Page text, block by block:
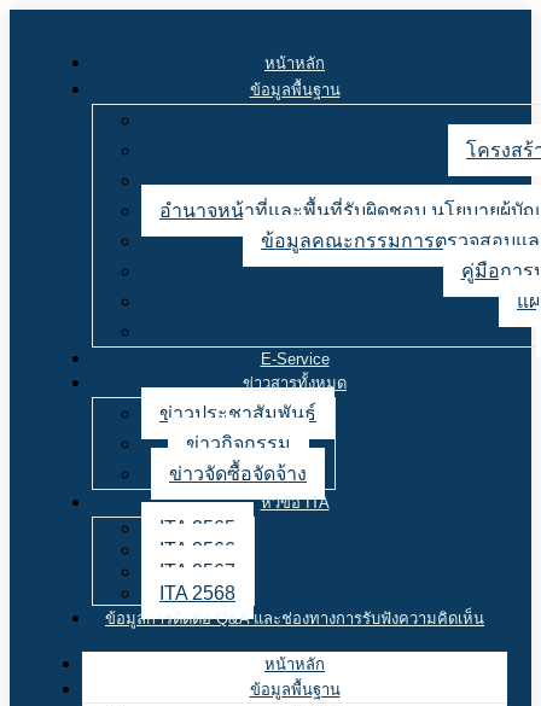
หน้าหลัก
ข้อมูลพื้นฐาน
โครงสร้
อำนาจหน้าที่และพื้นที่รับผิดชอบ นโยบายผู้บั
ข้อมูลคณะกรรมการตรวจสอบแล
คู่มือการ
แ
E-Service
ข่าวสารทั้งหมด
ข่าวประชาสัมพันธ์
ข่าวกิจกรรม
ข่าวจัดซื้อจัดจ้าง
หัวข้อ ITA
ITA 2565
ITA 2566
ITA 2567
ITA 2568
ข้อมูลการติดต่อ Q&A และช่องทางการรับฟังความคิดเห็น
หน้าหลัก
ข้อมูลพื้นฐาน